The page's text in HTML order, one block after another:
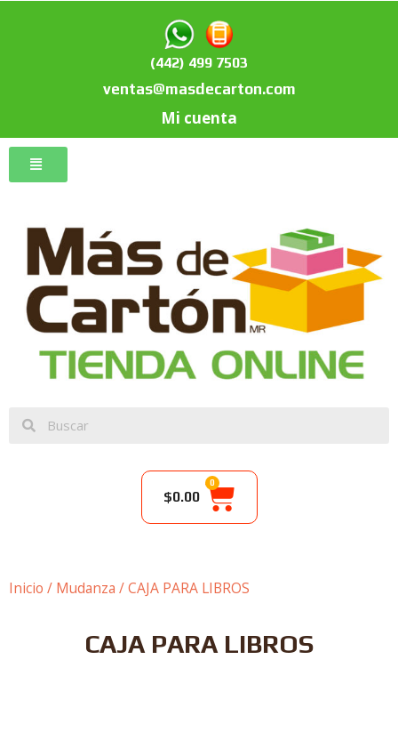
(442) 499 7503
ventas@masdecarton.com
Mi cuenta
$0.00
0
Inicio / Mudanza / CAJA PARA LIBROS
CAJA PARA LIBROS